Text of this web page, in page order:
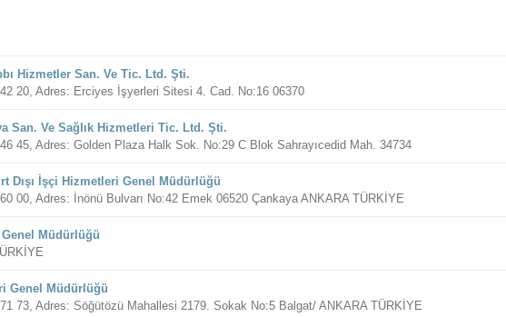
Hizmetler San. Ve Tic. Ltd. Şti.
20, Adres: Erciyes İşyerleri Sitesi 4. Cad. No:16 06370
San. Ve Sağlık Hizmetleri Tic. Ltd. Şti.
45, Adres: Golden Plaza Halk Sok. No:29 C Blok Sahrayıcedid Mah. 34734
Dışı İşçi Hizmetleri Genel Müdürlüğü
00, Adres: İnönü Bulvarı No:42 Emek 06520 Çankaya ANKARA TÜRKİYE
Müdürlüğü
Genel Müdürlüğü
73, Adres: Söğütözü Mahallesi 2179. Sokak No:5 Balgat/ ANKARA TÜRKİYE